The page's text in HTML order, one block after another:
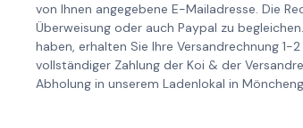
von Ihnen angegebene E-Mailadresse. Die
Überweisung oder auch Paypal zu
haben, erhalten Sie Ihre Versandrechnung 1-
vollständiger Zahlung der Koi & der
Abholung in unserem Ladenlokal in